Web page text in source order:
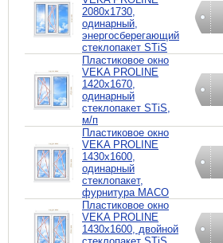
2080х1730,
одинарный,
энергосберегающий
стеклопакет STiS
Пластиковое окно
VEKA PROLINE
1420х1670,
одинарный
стеклопакет STiS,
м/п
Пластиковое окно
VEKA PROLINE
1430х1600,
одинарный
стеклопакет,
фурнитура MACO
Пластиковое окно
VEKA PROLINE
1430х1600, двойной
стеклопакет STiS,